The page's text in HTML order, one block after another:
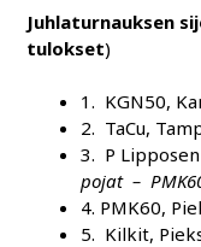
Juhlaturnauksen
tulokset)
1. KGN50,
2. TaCu,
3. P
pojat –
4. PMK60,
5. Kilkit,